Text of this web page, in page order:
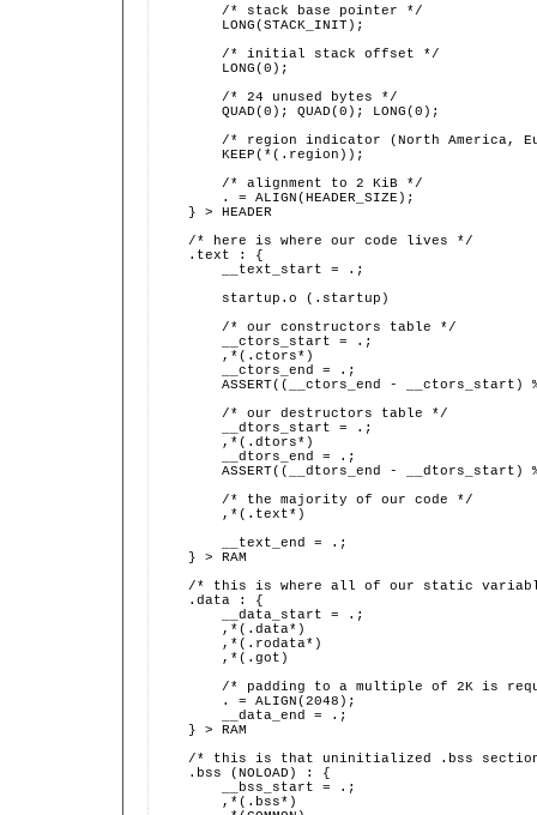
        /* stack base pointer */
        LONG(STACK_INIT);
        /* initial stack offset */
        LONG(0);
        /* 24 unused bytes */
        QUAD(0); QUAD(0); LONG(0);
/* region indicator (North America,
        KEEP(*(.region));
        /* alignment to 2 KiB */
        . = ALIGN(HEADER_SIZE);
    } > HEADER
    /* here is where our code lives */
    .text : {
        __text_start = .;
        startup.o (.startup)
        /* our constructors table */
        __ctors_start = .;
        ,*(.ctors*)
        __ctors_end = .;
ASSERT((__ctors_end - __ctors_start)
        /* our destructors table */
        __dtors_start = .;
        ,*(.dtors*)
        __dtors_end = .;
ASSERT((__dtors_end - __dtors_start)
        /* the majority of our code */
        ,*(.text*)
        __text_end = .;
    } > RAM
/* this is where all of our static
    .data : {
        __data_start = .;
        ,*(.data*)
        ,*(.rodata*)
        ,*(.got)
/* padding to a multiple of 2K is
        . = ALIGN(2048);
        __data_end = .;
    } > RAM
/* this is that uninitialized .bss
    .bss (NOLOAD) : {
        __bss_start = .;
        ,*(.bss*)